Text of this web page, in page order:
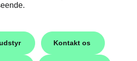
Kontakt os